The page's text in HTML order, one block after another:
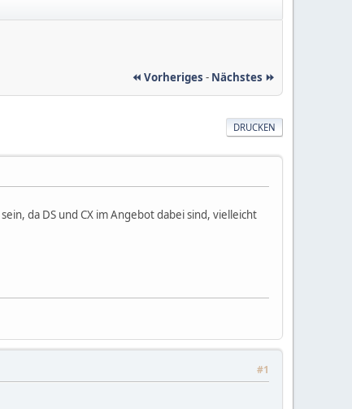
⏪ Vorheriges - Nächstes ⏩
DRUCKEN
da DS und CX im Angebot dabei sind, vielleicht
#1